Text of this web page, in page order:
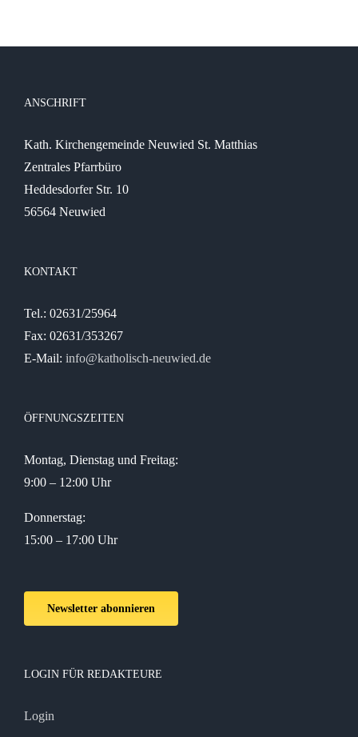
ANSCHRIFT
Kath. Kirchengemeinde Neuwied St. Matthias
Zentrales Pfarrbüro
Heddesdorfer Str. 10
56564 Neuwied
KONTAKT
Tel.: 02631/25964
Fax: 02631/353267
E-Mail: info@katholisch-neuwied.de
ÖFFNUNGSZEITEN
Montag, Dienstag und Freitag:
9:00 – 12:00 Uhr
Donnerstag:
15:00 – 17:00 Uhr
Newsletter abonnieren
LOGIN FÜR REDAKTEURE
Login